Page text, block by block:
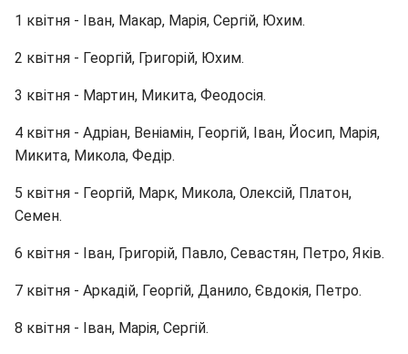
1 квітня - Іван, Макар, Марія, Сергій, Юхим.
2 квітня - Георгій, Григорій, Юхим.
3 квітня - Мартин, Микита, Феодосія.
4 квітня - Адріан, Веніамін, Георгій, Іван, Йосип, Марія,
Микита, Микола, Федір.
5 квітня - Георгій, Марк, Микола, Олексій, Платон,
Семен.
6 квітня - Іван, Григорій, Павло, Севастян, Петро, Яків.
7 квітня - Аркадій, Георгій, Данило, Євдокія, Петро.
8 квітня - Іван, Марія, Сергій.